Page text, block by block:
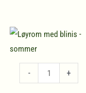
-
med
+